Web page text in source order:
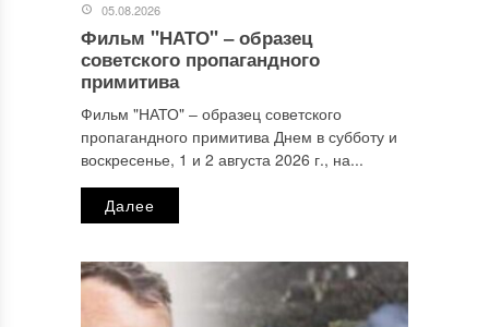
05.08.2026
Фильм "НАТО" ‒ образец
советского пропагандного
примитива
Фильм "НАТО" ‒ образец советского
пропагандного примитива Днем в субботу и
воскресенье, 1 и 2 августа 2026 г., на...
Далее